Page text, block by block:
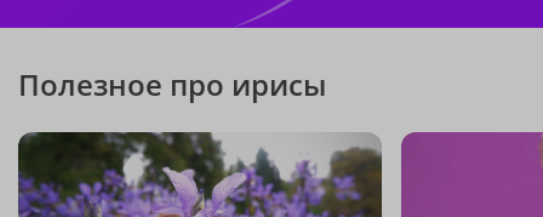
Полезное про ирисы